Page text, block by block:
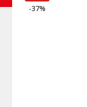
-37%